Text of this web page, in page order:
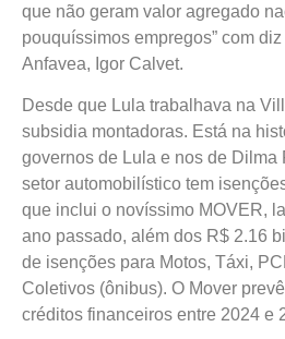
que não geram valor agregado
pouquíssimos empregos” com
Anfavea, Igor Calvet.
Desde que Lula trabalhava na
subsidia montadoras. Está na
governos de Lula e nos de Dilma
setor automobilístico tem
que inclui o novíssimo MOVER,
ano passado, além dos R$ 2.16
de isenções para Motos, Táxi,
Coletivos (ônibus). O Mover
créditos financeiros entre 2024 e